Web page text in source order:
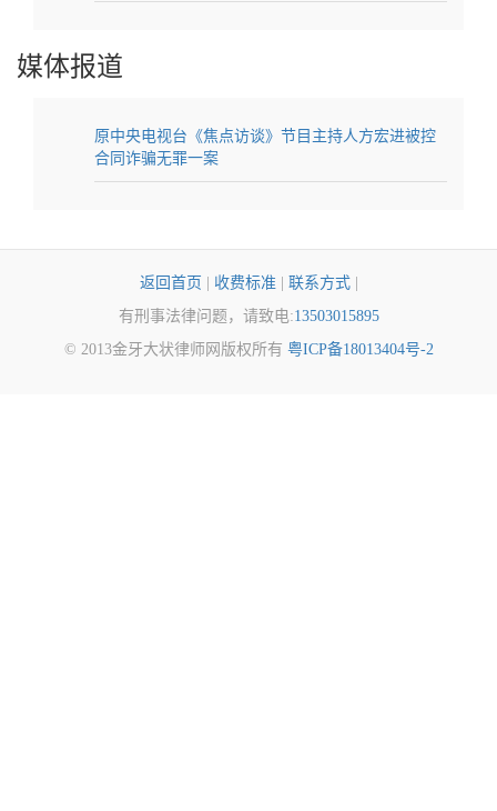
媒体报道
原中央电视台《焦点访谈》节目主持人方宏进被控
合同诈骗无罪一案
返回首页 收费标准 联系方式|
有刑事法律问题，请致电:13503015895
© 2013金牙大状律师网版权所有 粤ICP备18013404号-2